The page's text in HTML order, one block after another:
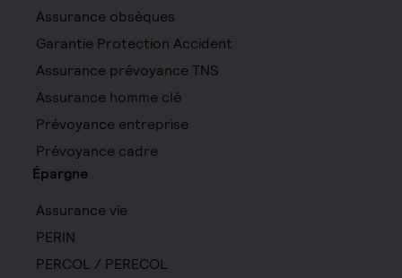
Assurance obsèques
Garantie Protection Accident
Assurance prévoyance TNS
Assurance homme clé
Prévoyance entreprise
Prévoyance cadre
Épargne
Assurance vie
PERIN
PERCOL / PERECOL